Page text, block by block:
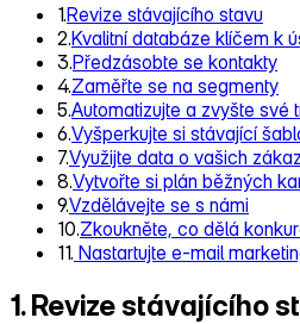
1.Revize stávajícího stavu
2.Kvalitní databáze klíčem k
3.Předzásobte se kontakty
4.Zaměřte se na segmenty
5.Automatizujte a zvyšte své
6.Vyšperkujte si stávající
7.Využijte data o vašich
8.Vytvořte si plán běžných
9.Vzdělávejte se s námi
10.Zkoukněte, co dělá
11. Nastartujte e-mail
1. Revize stávajícího